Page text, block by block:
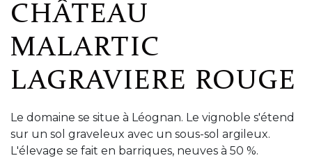
CHÂTEAU
MALARTIC
LAGRAVIERE ROUGE
Le domaine se situe à Léognan. Le vignoble s'étend
sur un sol graveleux avec un sous-sol argileux.
L'élevage se fait en barriques, neuves à 50 %.